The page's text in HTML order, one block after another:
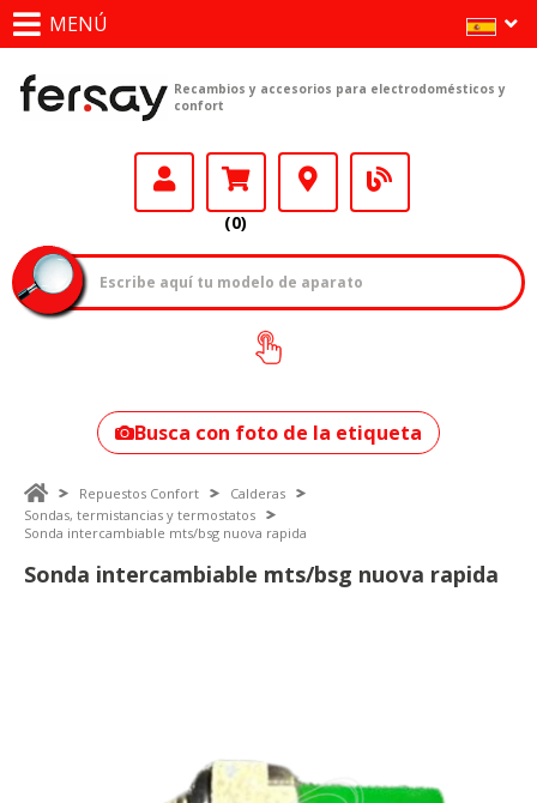
MENÚ
Recambios y accesorios para electrodomésticos y
confort
(0)
¿Cómo encontrar
tu modelo?
Busca con foto de la etiqueta
Repuestos Confort
Calderas
Sondas, termistancias y termostatos
Sonda intercambiable mts/bsg nuova rapida
Sonda intercambiable mts/bsg nuova rapida